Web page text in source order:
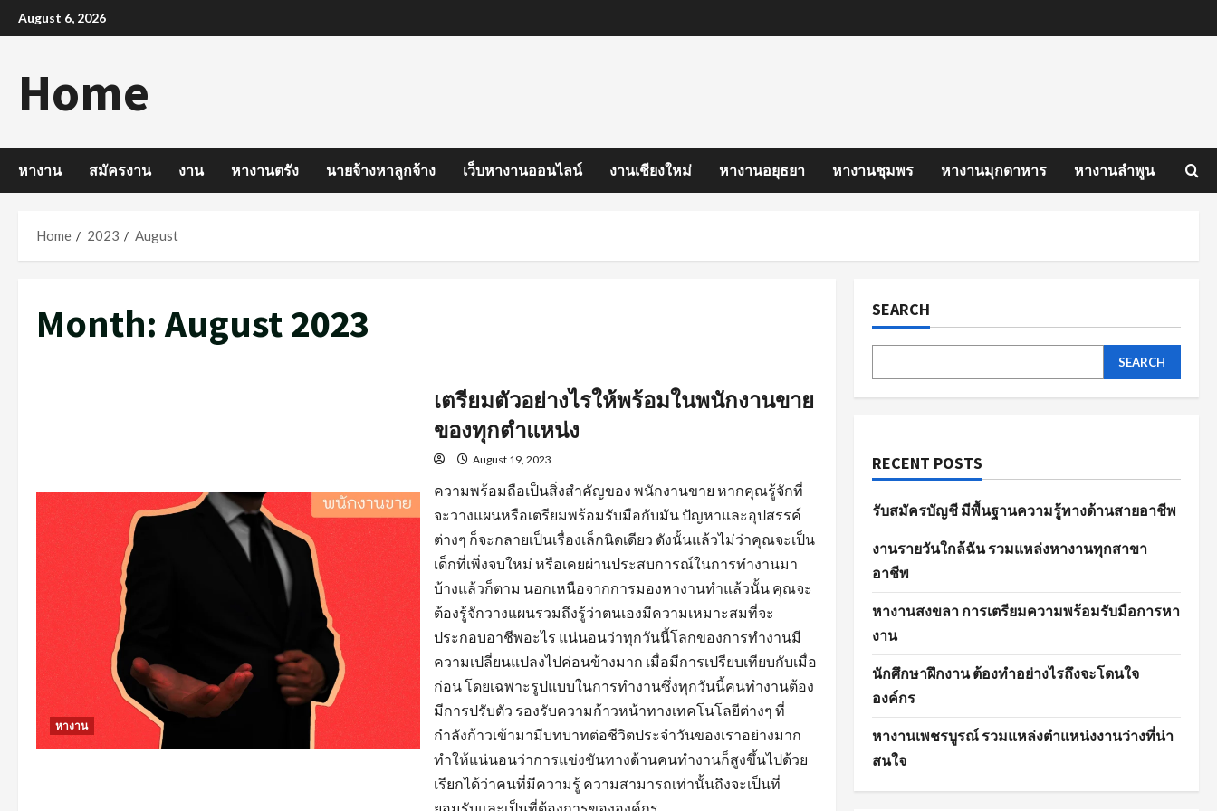
Skip
to
August 6, 2026
Home
หางาน สมัครงาน งาน หางานตรัง นายจ้างหาลูกจ้าง เว็บหางานออนไลน์ งานเชียงใหม่ หางานอยุธยา หางานชุมพร หางานมุกดาหาร หางานลำพูน
Home 2023 August
Month:August 2023
หางาน
เตรียมตัวอย่างไรให้พร้อมในพนักงานขาย
ของทุกตำแหน่ง
August 19, 2023
ความพร้อมถือเป็นสิ่งสำคัญของ พนักงานขาย หากคุณรู้จักที่
จะวางแผนหรือเตรียมพร้อมรับมือกับมัน ปัญหาและอุปสรรค์
ต่างๆ ก็จะกลายเป็นเรื่องเล็กนิดเดียว ดังนั้นแล้วไม่ว่าคุณจะเป็น
เด็กที่เพิ่งจบใหม่ หรือเคยผ่านประสบการณ์ในการทำงานมา
บ้างแล้วก็ตาม นอกเหนือจากการมองหางานทำแล้วนั้น คุณจะ
ต้องรู้จักวางแผนรวมถึงรู้ว่าตนเองมีความเหมาะสมที่จะ
ประกอบอาชีพอะไร แน่นอนว่าทุกวันนี้โลกของการทำงานมี
ความเปลี่ยนแปลงไปค่อนข้างมาก เมื่อมีการเปรียบเทียบกับเมื่อ
ก่อน โดยเฉพาะรูปแบบในการทำงานซึ่งทุกวันนี้คนทำงานต้อง
มีการปรับตัว รองรับความก้าวหน้าทางเทคโนโลยีต่างๆ ที่
กำลังก้าวเข้ามามีบทบาทต่อชีวิตประจำวันของเราอย่างมาก
ทำให้แน่นอนว่าการแข่งขันทางด้านคนทำงานก็สูงขึ้นไปด้วย
เรียกได้ว่าคนที่มีความรู้ ความสามารถเท่านั้นถึงจะเป็นที่
SEARCH
SEARCH
RECENT POSTS
รับสมัครบัญชี มีพื้นฐานความรู้ทางด้านสายอาชีพ
งานรายวันใกล้ฉัน รวมแหล่งหางานทุกสาขา
อาชีพ
หางานสงขลา การเตรียมความพร้อมรับมือการหา
งาน
นักศึกษาฝึกงาน ต้องทำอย่างไรถึงจะโดนใจ
องค์กร
หางานเพชรบูรณ์ รวมแหล่งตำแหน่งงานว่างที่น่า
สนใจ